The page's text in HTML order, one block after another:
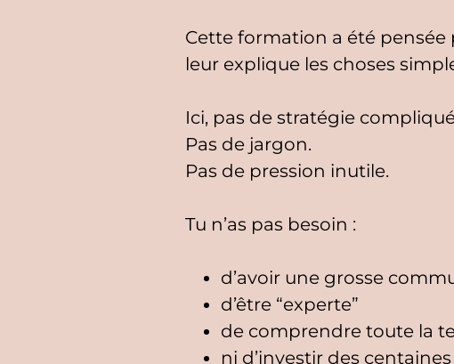
Cette formation a été
leur explique les choses
Ici, pas de stratégie
Pas de jargon.
Pas de pression inutile.
Tu n’as pas besoin :
d’avoir une grosse
d’être “experte”
de comprendre toute la
ni d’investir des centaines